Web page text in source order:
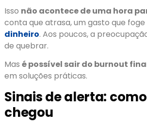
Isso não acontece de uma hora
conta que atrasa, um gasto que
dinheiro. Aos poucos, a
de quebrar.
Masé possível sair do burnout
em soluções práticas.
Sinais de alerta:
chegou